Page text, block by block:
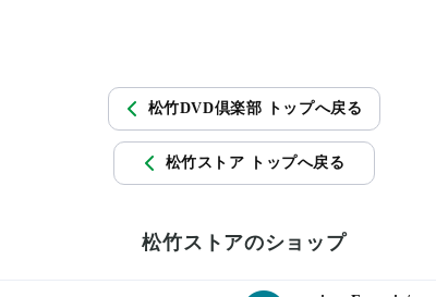
松竹DVD倶楽部 トップへ戻る
松竹ストア トップへ戻る
松竹ストアのショップ